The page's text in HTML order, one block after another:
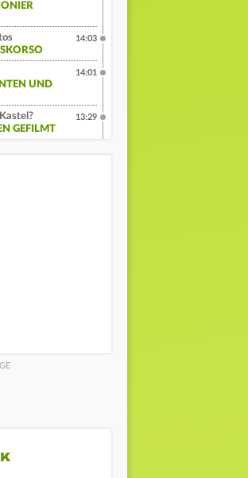
14:03
UND
14:01
GEFILMT
13:29